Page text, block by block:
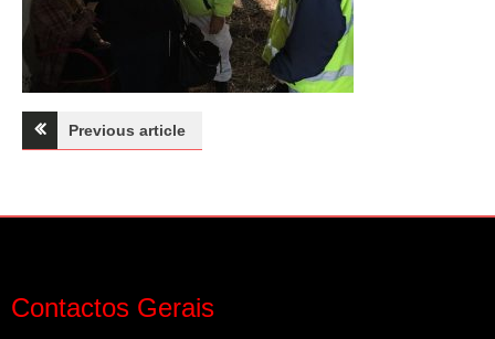
Navegação
artigos
Previous article
Contactos Gerais